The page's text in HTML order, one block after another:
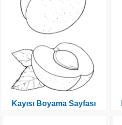
Kayısı Boyama Sayfası